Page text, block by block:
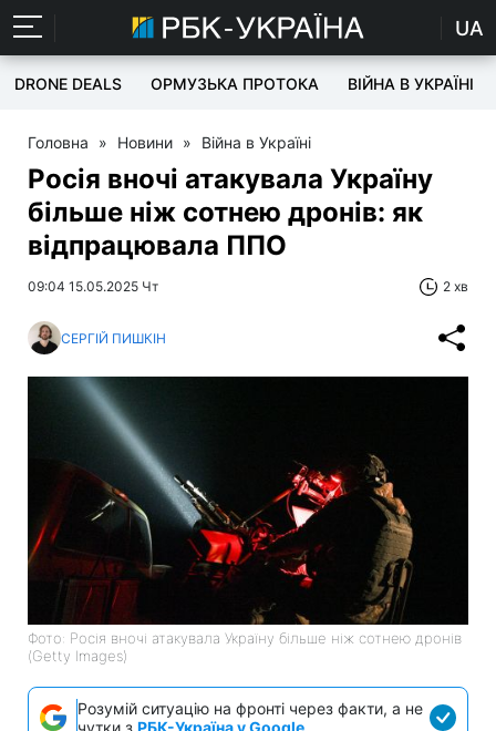
UA
DRONE DEALS ОРМУЗЬКА ПРОТОКА ВІЙНА В УКРАЇНІ
Головна » Новини » Війна в Україні
Росія вночі атакувала Україну
більше ніж сотнею дронів: як
відпрацювала ППО
09:04 15.05.2025 Чт 2 хв
СЕРГІЙ ПИШКІН
Фото: Росія вночі атакувала Україну більше ніж сотнею дронів
(Getty Images)
Розумій ситуацію на фронті через факти, а не
чутки з РБК-Україна у Google